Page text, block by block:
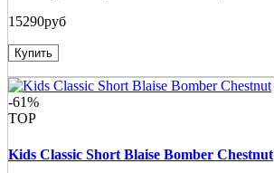
15290руб
Купить
-61%
TOP
Kids Classic Short Blaise Bomber Chestnut